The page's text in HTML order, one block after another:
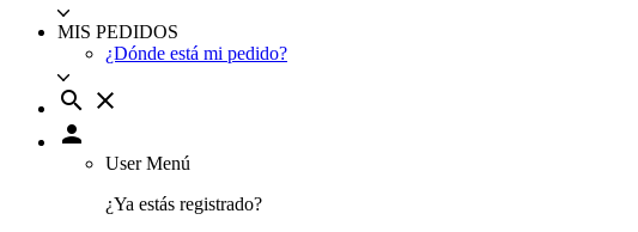
MIS PEDIDOS
¿Dónde está mi pedido?
search close
person
User Menú
¿Ya estás registrado?